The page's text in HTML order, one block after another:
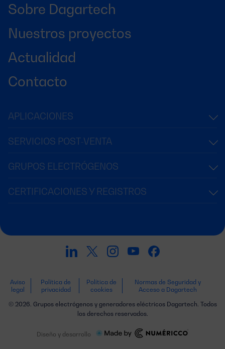
Sobre Dagartech
Nuestros proyectos
Actualidad
Contacto
APLICACIONES
SERVICIOS POST-VENTA
GRUPOS ELECTRÓGENOS
CERTIFICACIONES Y REGISTROS
Aviso
legal
Política de
privacidad
Política de
cookies
Normas de Seguridad y
Acceso a Dagartech
© 2026. Grupos electrógenos y generadores eléctricos Dagartech. Todos
los derechos reservados.
Diseño y desarrollo